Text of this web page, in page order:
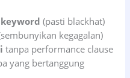
(pasti blackhat)
kegagalan)
tanpa performance clause
yang bertanggung